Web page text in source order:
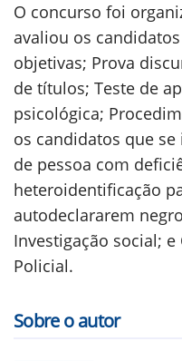
O concurso foi
avaliou os
objetivas; Prova
de títulos; Teste de
psicológica;
os candidatos que
de pessoa com
heteroidentificação
autodeclararem
Investigação social;
Policial.
Sobre o autor